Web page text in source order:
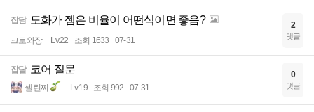
잡담 도화가 젬은 비율이 어떤식이면 좋음?
크로와장 Lv.22 조회 1633 07-31
2
댓글
잡담 코어 질문
셀린찌 Lv.19 조회 992 07-31
0
댓글